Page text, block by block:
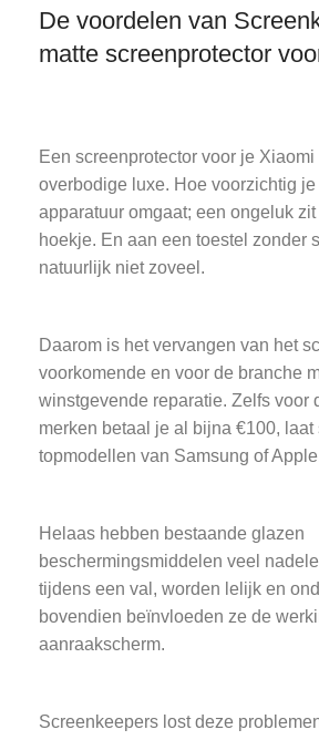
De voordelen van
matte screenprotector
Een screenprotector voor je
overbodige luxe. Hoe voorzichtig je
apparatuur omgaat; een ongeluk
hoekje. En aan een toestel zonder
natuurlijk niet zoveel.
Daarom is het vervangen van het
voorkomende en voor de branche
winstgevende reparatie. Zelfs voor
merken betaal je al bijna €100, laat
topmodellen van Samsung of
Helaas hebben bestaande glazen
beschermingsmiddelen veel
tijdens een val, worden lelijk en
bovendien beïnvloeden ze de
aanraakscherm.
Screenkeepers lost deze